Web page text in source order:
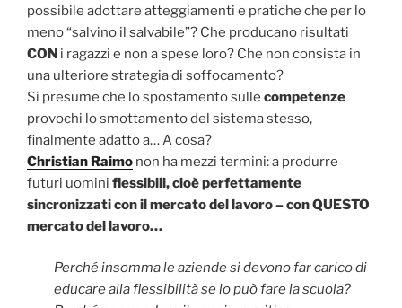
possibile adottare atteggiamenti e pratiche che per lo
meno “salvino il salvabile”? Che producano risultati
CON i ragazzi e non a spese loro? Che non consista in
una ulteriore strategia di soffocamento?
Si presume che lo spostamento sulle competenze
provochi lo smottamento del sistema stesso,
finalmente adatto a… A cosa?
Christian Raimo non ha mezzi termini: a produrre
futuri uomini flessibili, cioè perfettamente
sincronizzati con il mercato del lavoro – con QUESTO
mercato del lavoro…
Perché insomma le aziende si devono far carico di
educare alla flessibilità se lo può fare la scuola?